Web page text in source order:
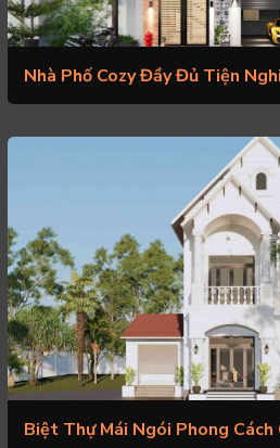
Nhà Phố Cozy Đầy Đủ Tiện
Biệt Thự Mái Ngói Phong